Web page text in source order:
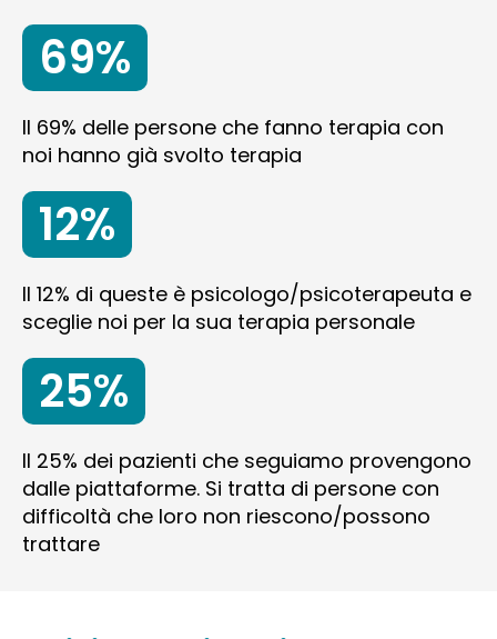
69%
Il 69% delle persone che fanno terapia con
noi hanno già svolto terapia
12%
Il 12% di queste è psicologo/psicoterapeuta e
sceglie noi per la sua terapia personale
25%
Il 25% dei pazienti che seguiamo provengono
dalle piattaforme. Si tratta di persone con
difficoltà che loro non riescono/possono
trattare